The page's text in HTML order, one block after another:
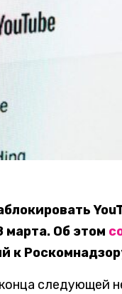
марта. Об этом
к
следующей